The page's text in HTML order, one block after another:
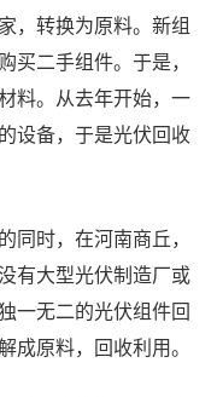
，转换为原料。新组
买二手组件。于是，
料。从去年开始，一
设备，于是光伏回收
同时，在河南商丘，
有大型光伏制造厂或
一无二的光伏组件回
成原料，回收利用。